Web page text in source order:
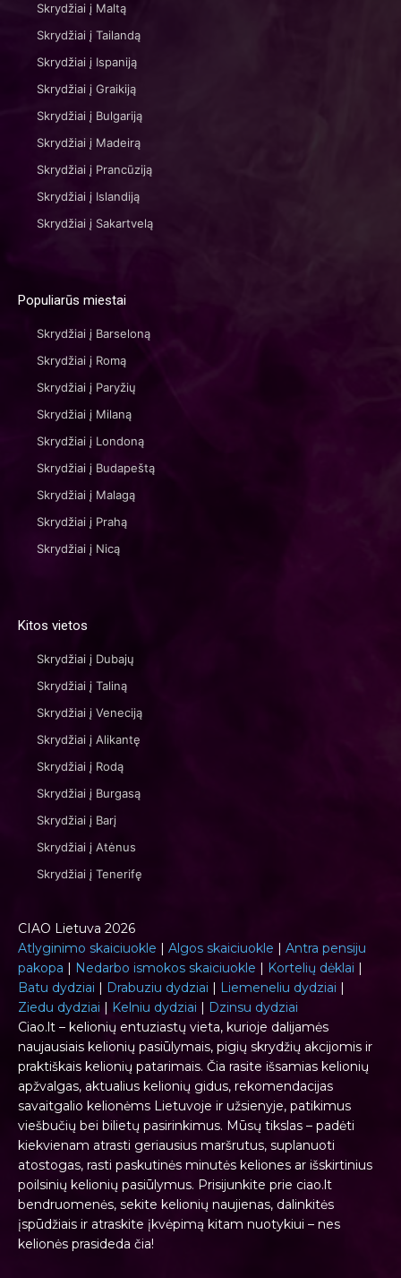
Skrydžiai į Maltą
Skrydžiai į Tailandą
Skrydžiai į Ispaniją
Skrydžiai į Graikiją
Skrydžiai į Bulgariją
Skrydžiai į Madeirą
Skrydžiai į Prancūziją
Skrydžiai į Islandiją
Skrydžiai į Sakartvelą
Populiarūs miestai
Skrydžiai į Barseloną
Skrydžiai į Romą
Skrydžiai į Paryžių
Skrydžiai į Milaną
Skrydžiai į Londoną
Skrydžiai į Budapeštą
Skrydžiai į Malagą
Skrydžiai į Prahą
Skrydžiai į Nicą
Kitos vietos
Skrydžiai į Dubajų
Skrydžiai į Taliną
Skrydžiai į Veneciją
Skrydžiai į Alikantę
Skrydžiai į Rodą
Skrydžiai į Burgasą
Skrydžiai į Barį
Skrydžiai į Atėnus
Skrydžiai į Tenerifę
CIAO Lietuva 2026
Atlyginimo skaiciuokle | Algos skaiciuokle | Antra pensiju
pakopa | Nedarbo ismokos skaiciuokle | Kortelių dėklai |
Batu dydziai | Drabuziu dydziai | Liemeneliu dydziai |
Ziedu dydziai | Kelniu dydziai | Dzinsu dydziai
Ciao.lt – kelionių entuziastų vieta, kurioje dalijamės
naujausiais kelionių pasiūlymais, pigių skrydžių akcijomis ir
praktiškais kelionių patarimais. Čia rasite išsamias kelionių
apžvalgas, aktualius kelionių gidus, rekomendacijas
savaitgalio kelionėms Lietuvoje ir užsienyje, patikimus
viešbučių bei bilietų pasirinkimus. Mūsų tikslas – padėti
kiekvienam atrasti geriausius maršrutus, suplanuoti
atostogas, rasti paskutinės minutės keliones ar išskirtinius
poilsinių kelionių pasiūlymus. Prisijunkite prie ciao.lt
bendruomenės, sekite kelionių naujienas, dalinkitės
įspūdžiais ir atraskite įkvėpimą kitam nuotykiui – nes
kelionės prasideda čia!